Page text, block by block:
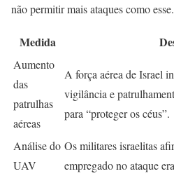
não permitir mais ataques como esse.
Medida
Aumento
das
patrulhas
aéreas
A força aérea de Israel
vigilância e
para “proteger os céus”.
Análise do
UAV
Os militares israelitas
empregado no ataque